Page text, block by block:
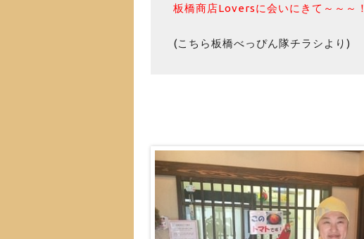
板橋商店Loversに会いにきて～～～！
(こちら板橋べっぴん隊チラシより)